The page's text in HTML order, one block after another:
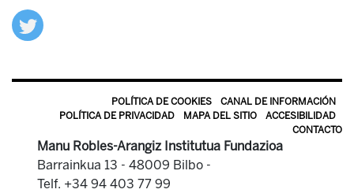
POLÍTICA DE COOKIES
CANAL DE INFORMACIÓN
POLÍTICA DE PRIVACIDAD
MAPA DEL SITIO
ACCESIBILIDAD
CONTACTO
Manu Robles-Arangiz Institutua Fundazioa
Barrainkua 13 - 48009 Bilbo -
Telf. +34 94 403 77 99